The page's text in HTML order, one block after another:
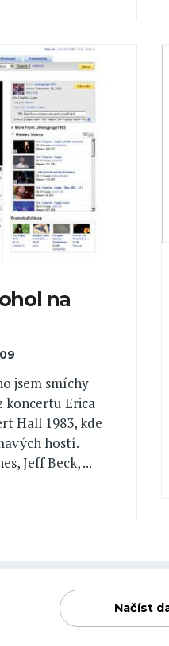
na
jsem smíchy
koncertu Erica
Hall 1983, kde
hostí.
Jeff Beck, ...
Načíst